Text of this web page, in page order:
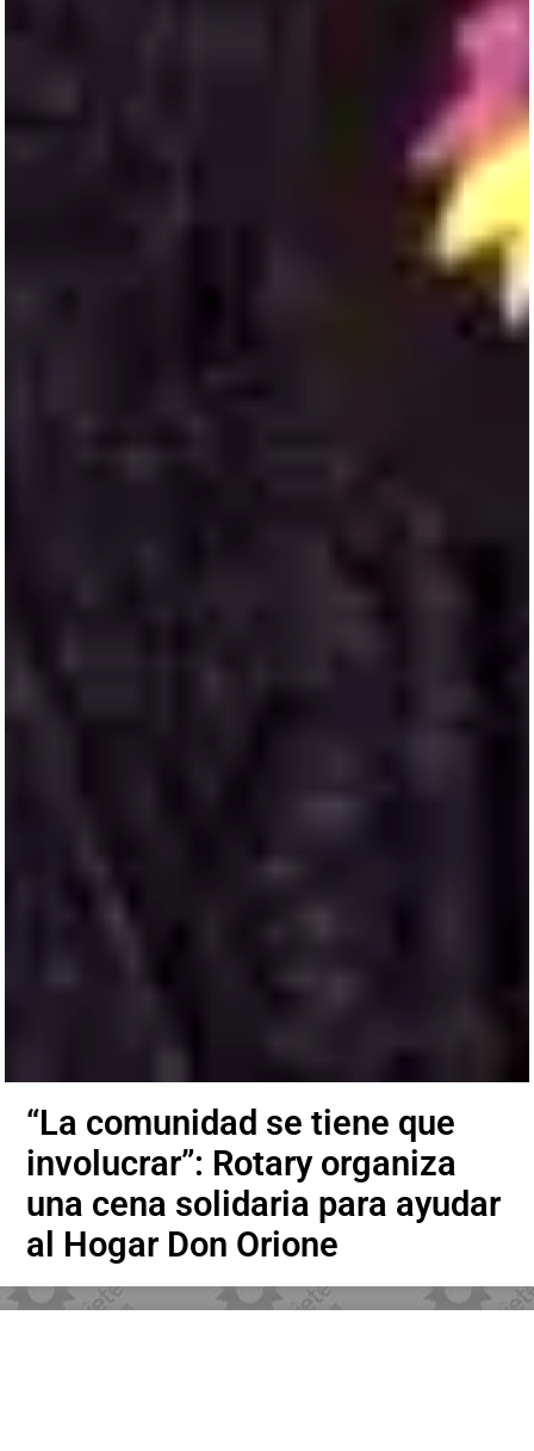
“La comunidad se tiene que
involucrar”: Rotary organiza
una cena solidaria para ayudar
al Hogar Don Orione